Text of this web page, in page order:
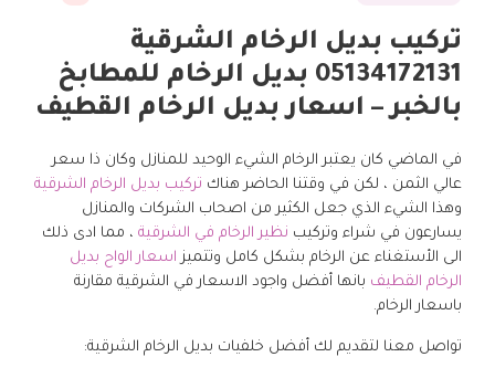
تركيب بديل الرخام الشرقية
05134172131 بديل الرخام للمطابخ
بالخبر – اسعار بديل الرخام القطيف
في الماضي كان يعتبر الرخام الشيء الوحيد للمنازل وكان ذا سعر
عالي الثمن ، لكن في وقتنا الحاضر هناك تركيب بديل الرخام الشرقية
وهذا الشيء الذي جعل الكثير من اصحاب الشركات والمنازل
يسارعون في شراء وتركيب نظير الرخام في الشرقية ، مما ادى ذلك
الى الأستغناء عن الرخام بشكل كامل وتتميز اسعار الواح بديل
الرخام القطيف بانها أفضل واجود الاسعار في الشرقية مقارنة
باسعار الرخام.
تواصل معنا لتقديم لك أفضل خلفيات بديل الرخام الشرقية: